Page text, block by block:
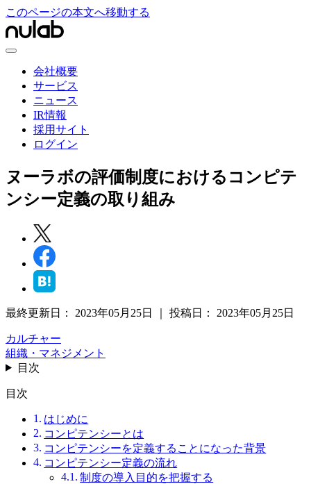
このページの本文へ移動する
会社概要
サービス
ニュース
IR情報
採用サイト
ログイン
ヌーラボの評価制度におけるコンピテ
ンシー定義の取り組み
最終更新日： 2023年05月25日 投稿日： 2023年05月25日
カルチャー
組織・マネジメント
目次
目次
はじめに
コンピテンシーとは
コンピテンシーを定義することになった背景
コンピテンシー定義の流れ
制度の導入目的を把握する